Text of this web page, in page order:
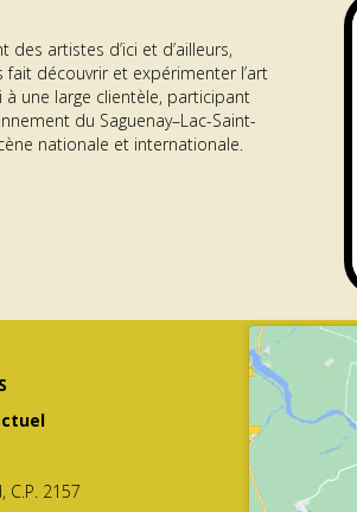
des artistes d’ici et d’ailleurs,
fait découvrir et expérimenter l’art
à une large clientèle, participant
du Saguenay–Lac-Saint-
nationale et internationale.
C.P. 2157